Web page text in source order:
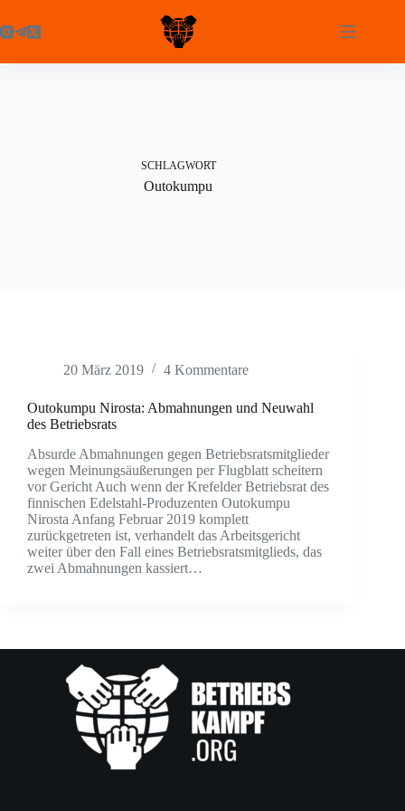
Inhalt
springen
SCHLAGWORT
Outokumpu
20 März 2019 4 Kommentare
Outokumpu Nirosta: Abmahnungen und Neuwahl
des Betriebsrats
Absurde Abmahnungen gegen Betriebsratsmitglieder
wegen Meinungsäußerungen per Flugblatt scheitern
vor Gericht Auch wenn der Krefelder Betriebsrat des
finnischen Edelstahl-Produzenten Outokumpu
Nirosta Anfang Februar 2019 komplett
zurückgetreten ist, verhandelt das Arbeitsgericht
weiter über den Fall eines Betriebsratsmitglieds, das
zwei Abmahnungen kassiert…